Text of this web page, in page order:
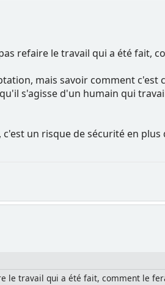
refaire le travail qui a été fait,
mais savoir comment
s'agisse d'un humain qui
un risque de sécurité en
le travail qui a été fait, comment le